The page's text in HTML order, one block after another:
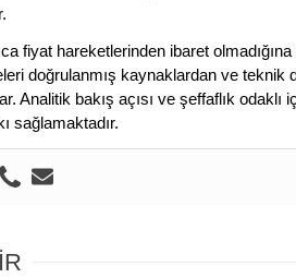
fiyat hareketlerinden ibaret
doğrulanmış kaynaklardan ve teknik
Analitik bakış açısı ve şeffaflık
sağlamaktadır.